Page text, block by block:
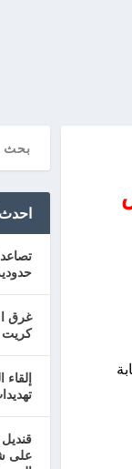
من صباح اليوم، هذا أقل بمقدار 13 اصابة
احدث
كريت
على